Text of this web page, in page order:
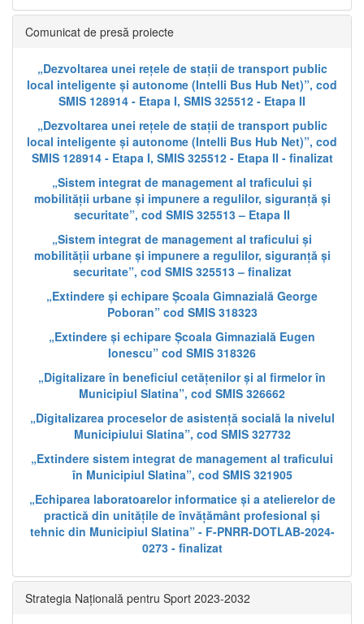
Comunicat de presă proiecte
„Dezvoltarea unei rețele de stații de transport public
local inteligente și autonome (Intelli Bus Hub Net)”, cod
SMIS 128914 - Etapa I, SMIS 325512 - Etapa II
„Dezvoltarea unei rețele de stații de transport public
local inteligente și autonome (Intelli Bus Hub Net)”, cod
SMIS 128914 - Etapa I, SMIS 325512 - Etapa II - finalizat
„Sistem integrat de management al traficului și
mobilității urbane și impunere a regulilor, siguranță și
securitate”, cod SMIS 325513 – Etapa II
„Sistem integrat de management al traficului și
mobilității urbane și impunere a regulilor, siguranță și
securitate”, cod SMIS 325513 – finalizat
„Extindere și echipare Școala Gimnazială George
Poboran” cod SMIS 318323
„Extindere și echipare Școala Gimnazială Eugen
Ionescu” cod SMIS 318326
„Digitalizare în beneficiul cetățenilor și al firmelor în
Municipiul Slatina”, cod SMIS 326662
„Digitalizarea proceselor de asistență socială la nivelul
Municipiului Slatina”, cod SMIS 327732
„Extindere sistem integrat de management al traficului
în Municipiul Slatina”, cod SMIS 321905
„Echiparea laboratoarelor informatice și a atelierelor de
practică din unitățile de învățământ profesional și
tehnic din Municipiul Slatina” - F-PNRR-DOTLAB-2024-
0273 - finalizat
Strategia Națională pentru Sport 2023-2032